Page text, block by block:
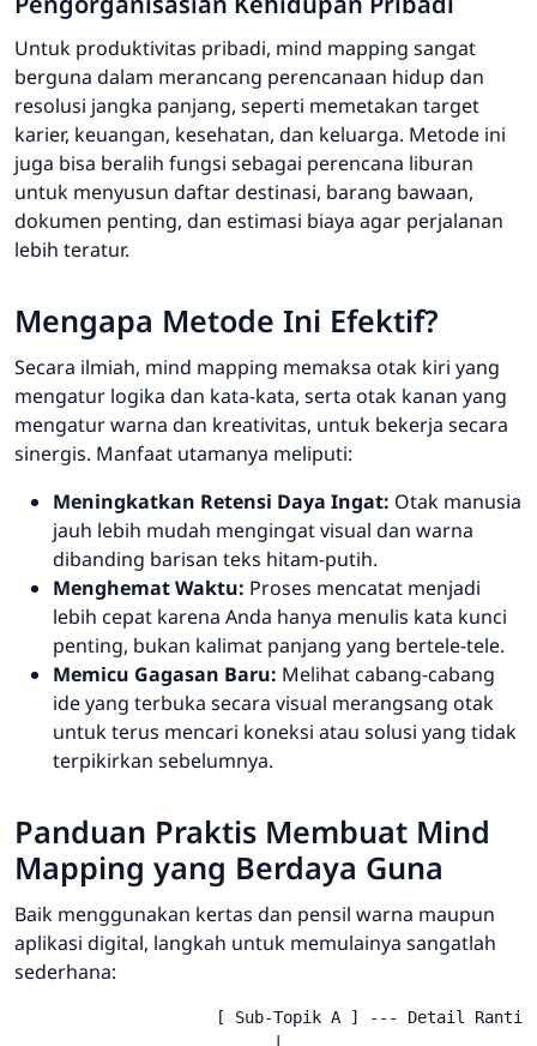
Untuk produktivitas pribadi, mind mapping sangat
berguna dalam merancang perencanaan hidup dan
resolusi jangka panjang, seperti memetakan target
karier, keuangan, kesehatan, dan keluarga. Metode ini
juga bisa beralih fungsi sebagai perencana liburan
untuk menyusun daftar destinasi, barang bawaan,
dokumen penting, dan estimasi biaya agar perjalanan
lebih teratur.
Mengapa Metode Ini Efektif?
Secara ilmiah, mind mapping memaksa otak kiri yang
mengatur logika dan kata-kata, serta otak kanan yang
mengatur warna dan kreativitas, untuk bekerja secara
sinergis. Manfaat utamanya meliputi:
Meningkatkan Retensi Daya Ingat: Otak manusia
jauh lebih mudah mengingat visual dan warna
dibanding barisan teks hitam-putih.
Menghemat Waktu: Proses mencatat menjadi
lebih cepat karena Anda hanya menulis kata kunci
penting, bukan kalimat panjang yang bertele-tele.
Memicu Gagasan Baru: Melihat cabang-cabang
ide yang terbuka secara visual merangsang otak
untuk terus mencari koneksi atau solusi yang tidak
terpikirkan sebelumnya.
Panduan Praktis Membuat Mind
Mapping yang Berdaya Guna
Baik menggunakan kertas dan pensil warna maupun
aplikasi digital, langkah untuk memulainya sangatlah
sederhana:
[ Sub-Topik A ] --- Detail